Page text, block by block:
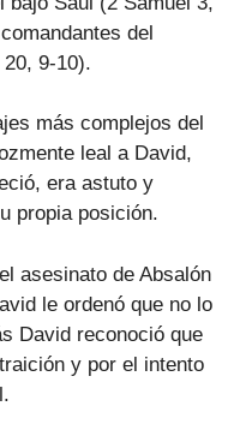
del
9-10).
más complejos del
leal a David,
era astuto y
propia posición.
asesinato de Absalón
le ordenó que no lo
David reconoció que
y por el intento